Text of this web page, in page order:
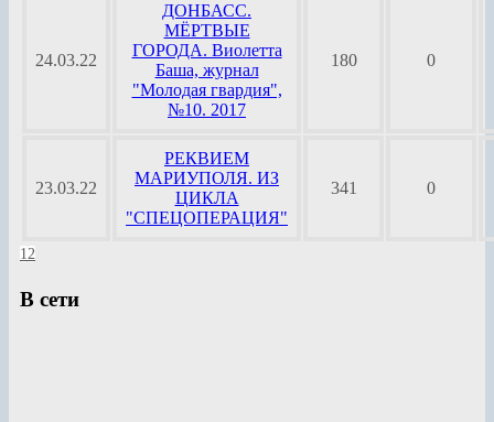
24.03.22
ДОНБАСС.
МЁРТВЫЕ
ГОРОДА. Виолетта
Баша, журнал
"Молодая гвардия",
№10. 2017
180 0
23.03.22
РЕКВИЕМ
МАРИУПОЛЯ. ИЗ
ЦИКЛА
"СПЕЦОПЕРАЦИЯ"
341 0
12
В сети